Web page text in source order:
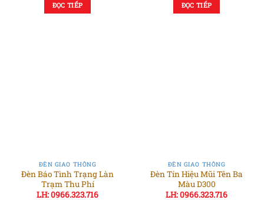
ĐỌC TIẾP ĐỌC TIẾP
ĐÈN GIAO THÔNG
Đèn Báo Tình Trạng Làn
Trạm Thu Phí
LH: 0966.323.716
ĐÈN GIAO THÔNG
Đèn Tín Hiệu Mũi Tên Ba
Màu D300
LH: 0966.323.716